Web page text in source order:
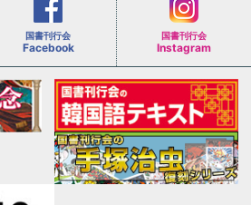
国書刊行会
Facebook
国書刊行会
Instagram